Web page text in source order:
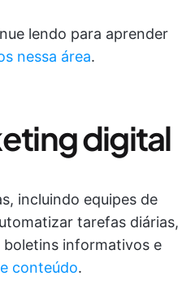
lendo para aprender
nessa área.
digital
incluindo equipes de
tarefas diárias,
boletins informativos e
conteúdo.